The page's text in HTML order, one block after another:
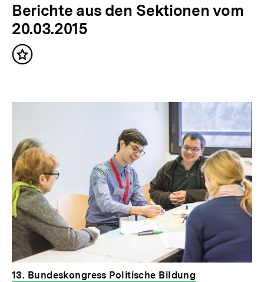
Berichte aus den Sektionen vom
20.03.2015
Inhalt
13. Bundeskongress Politische Bildung